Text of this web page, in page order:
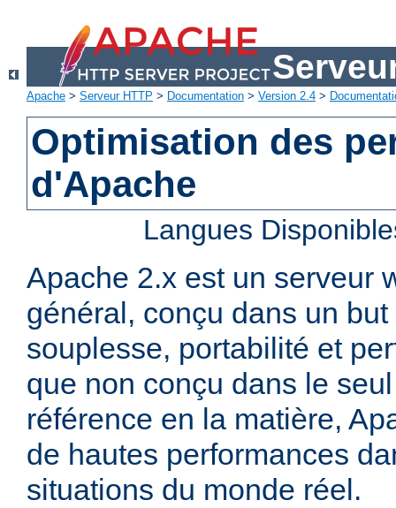
Apache > Serveur HTTP > Documentation > Version 2.4 >
Optimisation des
d'Apache
Langues
Apache 2.x est un serveur
général, conçu dans un
souplesse, portabilité et
que non conçu dans le
référence en la matière,
de hautes performances
situations du monde réel.